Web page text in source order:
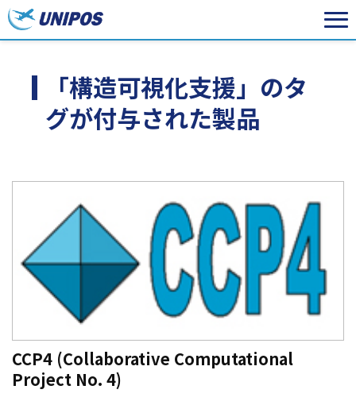
「構造可視化支援」のタ
グが付与された製品
CCP4 (Collaborative Computational
Project No. 4)